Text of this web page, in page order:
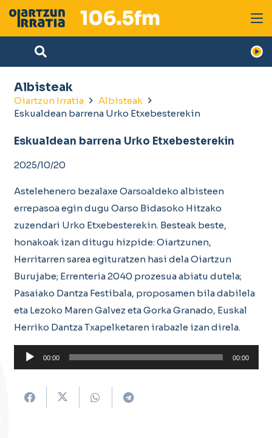
Albisteak
Oiartzun Irratia
Albisteak
Eskualdean barrena Urko Etxebesterekin
Eskualdean barrena Urko Etxebesterekin
2025/10/20
Astelehenero bezalaxe Oarsoaldeko albisteen
errepasoa egin dugu Oarso Bidasoko Hitzako
zuzendari Urko Etxebesterekin. Besteak beste,
honakoak izan ditugu hizpide: Oiartzunen,
Herritarren sarea egituratzen hasi dela Oiartzun
Burujabe; Errenteria 2040 prozesua abiatu dutela;
Pasaiako Dantza Festibala, proposamen bila dabilela
eta Lezoko Maren Galvez eta Gorka Granado, Euskal
Herriko Dantza Txapelketaren irabazle izan direla.
Soinu
erreproduzigailua
00:00 00:00